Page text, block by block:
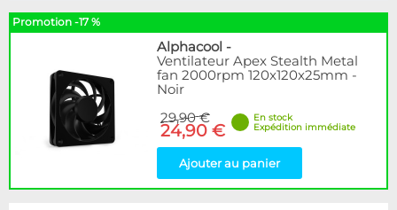
Promotion -17 %
Alphacool -
Ventilateur Apex Stealth Metal
fan 2000rpm 120x120x25mm -
Noir
29,90 €
24,90 €
En stock
Expédition immédiate
Ajouter au panier